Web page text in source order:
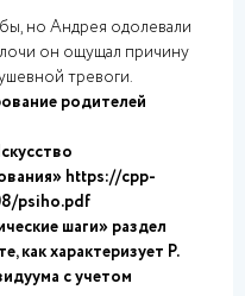
но Андрея одолевали
он ощущал причину
тревоги.
родителей
https://cpp-
psiho.pdf
шаги» раздел
как характеризует Р.
с учетом